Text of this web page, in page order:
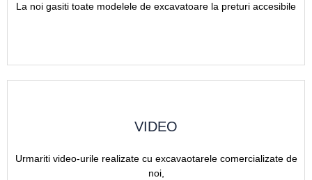
La noi gasiti toate modelele de excavatoare la preturi accesibile
VIDEO
Urmariti video-urile realizate cu excavaotarele comercializate de
noi,